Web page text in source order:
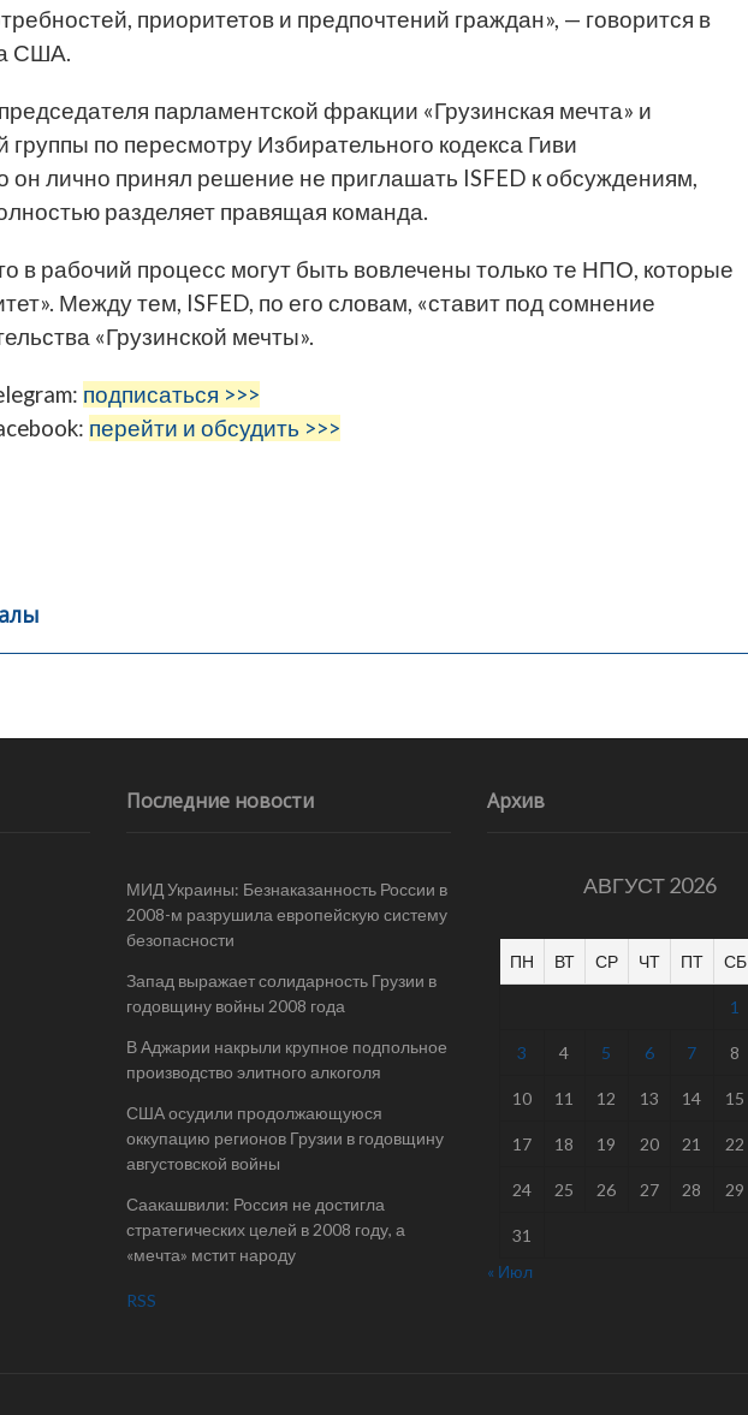
приоритетов и предпочтений граждан», — говорится в
США.
парламентской фракции «Грузинская мечта» и
группы по пересмотру Избирательного кодекса Гиви
он лично принял решение не приглашать ISFED к обсуждениям,
разделяет правящая команда.
в рабочий процесс могут быть вовлечены только те НПО, которые
Между тем, ISFED, по его словам, «ставит под сомнение
«Грузинской мечты».
подписаться >>>
перейти и обсудить >>>
Последние новости
МИД Украины: Безнаказанность России в
2008-м разрушила европейскую систему
безопасности
Запад выражает солидарность Грузии в
годовщину войны 2008 года
В Аджарии накрыли крупное подпольное
производство элитного алкоголя
США осудили продолжающуюся
оккупацию регионов Грузии в годовщину
августовской войны
Саакашвили: Россия не достигла
стратегических целей в 2008 году, а
«мечта» мстит народу
RSS
Архив
АВГУСТ 2026
ПН ВТ СР ЧТ ПТ СБ
1
3 4 5 6 7 8
10 11 12 13 14 15
17 18 19 20 21 22
24 25 26 27 28 29
31
« Июл